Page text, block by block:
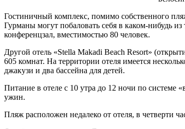
Гостиничный комплекс, помимо собственного
Гурманы могут побаловать себя в каком-нибудь
конференцзал, вместимостью 80 человек.
Другой отель «Stella Makadi Beach Resort»
605 комнат. На территории отеля имеется
джакузи и два бассейна для детей.
Питание в отеле с 10 утра до 12 ночи по системе
ужин.
Пляж расположен недалеко от отеля, в четверти